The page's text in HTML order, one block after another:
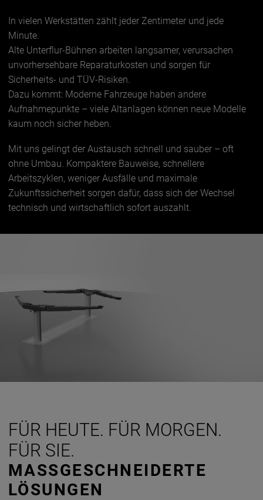
In vielen Werkstätten zählt jeder Zentimeter und jede
Minute.
Alte Unterflur-Bühnen arbeiten langsamer, verursachen
unvorhersehbare Reparaturkosten und sorgen für
Sicherheits- und TÜV-Risiken.
Dazu kommt: Moderne Fahrzeuge haben andere
Aufnahmepunkte – viele Altanlagen können neue Modelle
kaum noch sicher heben.
Mit uns gelingt der Austausch schnell und sauber – oft
ohne Umbau. Kompaktere Bauweise, schnellere
Arbeitszyklen, weniger Ausfälle und maximale
Zukunftssicherheit sorgen dafür, dass sich der Wechsel
technisch und wirtschaftlich sofort auszahlt.
FÜR HEUTE. FÜR MORGEN.
FÜR SIE.
MASSGESCHNEIDERTE
LÖSUNGEN